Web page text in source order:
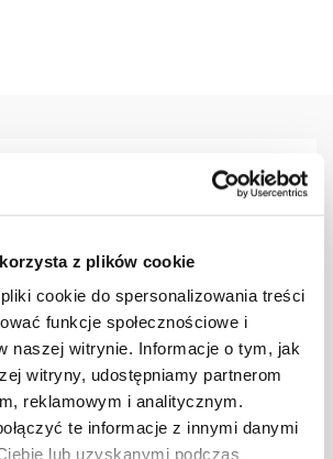
z plików cookie
cookie do spersonalizowania treści
funkcje społecznościowe i
naszej witrynie. Informacje o tym, jak
witryny, udostępniamy partnerom
reklamowym i analitycznym.
te informacje z innymi danymi
lub uzyskanymi podczas
Specyfikacja
Wspornik ławy
komin. L
brązowy
szt –